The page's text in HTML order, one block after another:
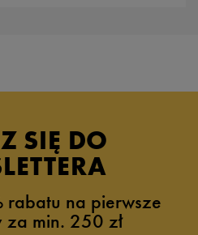
SIĘ DO
rabatu na pierwsze
min. 250 zł